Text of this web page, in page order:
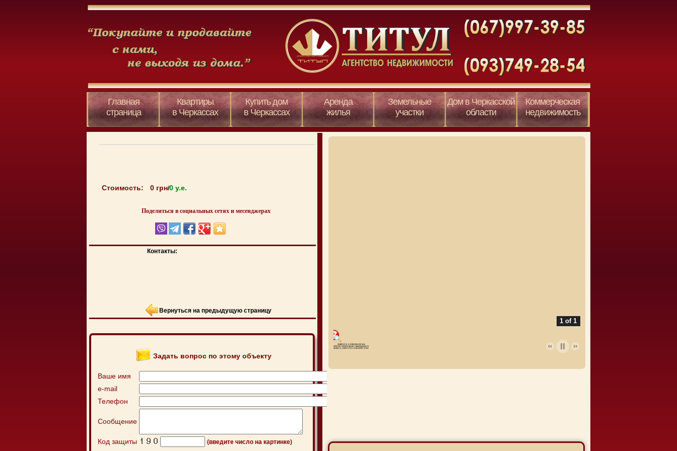
Главная
страница
Квартиры
в Черкассах
Купить дом
в Черкассах
Аренда
жилья
Земельные
участки
Дом в Черкасской
области
Коммерческая
недвижимость
Стоимость: 0 грн/0 y.e.
Поделиться в социальных сетях и месенджерах
Контакты:
Вернуться на предыдущую страницу
Задать вопрос по этому объекту
Ваше имя
e-mail
Телефон
Сообщение
Код защиты (введите число на картинке)
1 of 1